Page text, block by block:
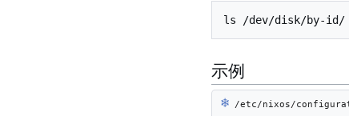
ls
示例
❄︎ /etc/nixos/